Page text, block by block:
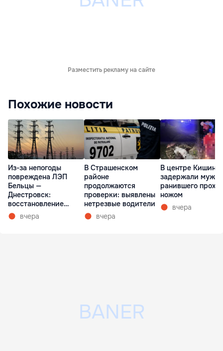
Разместить рекламу на сайте
Похожие новости
Из-за непогоды
повреждена ЛЭП
Бельцы —
Днестровск:
восстановление
займет более недели
вчера
В Страшенском
районе
продолжаются
проверки: выявлены
нетрезвые водители
вчера
В центре
задержали
ранившего
ножом
вчера